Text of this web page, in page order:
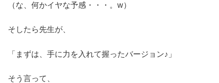
（な、何かイヤな予感・・・。w）
そしたら先生が、
「まずは、手に力を入れて握ったバージョン♪」
そう言って、